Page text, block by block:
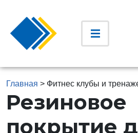
Главная > Фитнес клубы и
Резиновое
покрытие